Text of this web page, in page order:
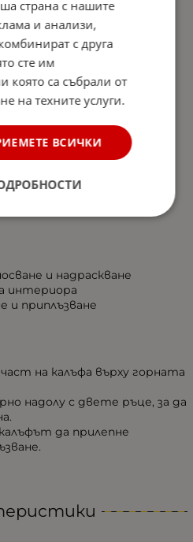
образни волани
см (15 инча)
декоративни шевове
износване и предпазва
от инструменти – с
част
и надраскване
интериора
и приплъзване
на калъфа върху горната
надолу с двете ръце, за да
да прилепне
страна с нашите
и анализи,
с друга
сте им
която са събрали от
на техните услуги.
ВСИЧКИ